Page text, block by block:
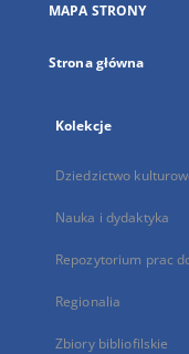
karcie
MAPA STRONY
Strona główna
Kolekcje
Dziedzictwo
Nauka i dydaktyka
Repozytorium prac
Regionalia
Zbiory bibliofilskie